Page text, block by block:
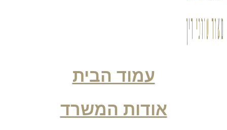
עמוד הבית
אודות המשרד